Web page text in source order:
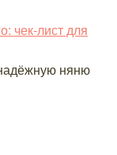
чек-лист для
няню